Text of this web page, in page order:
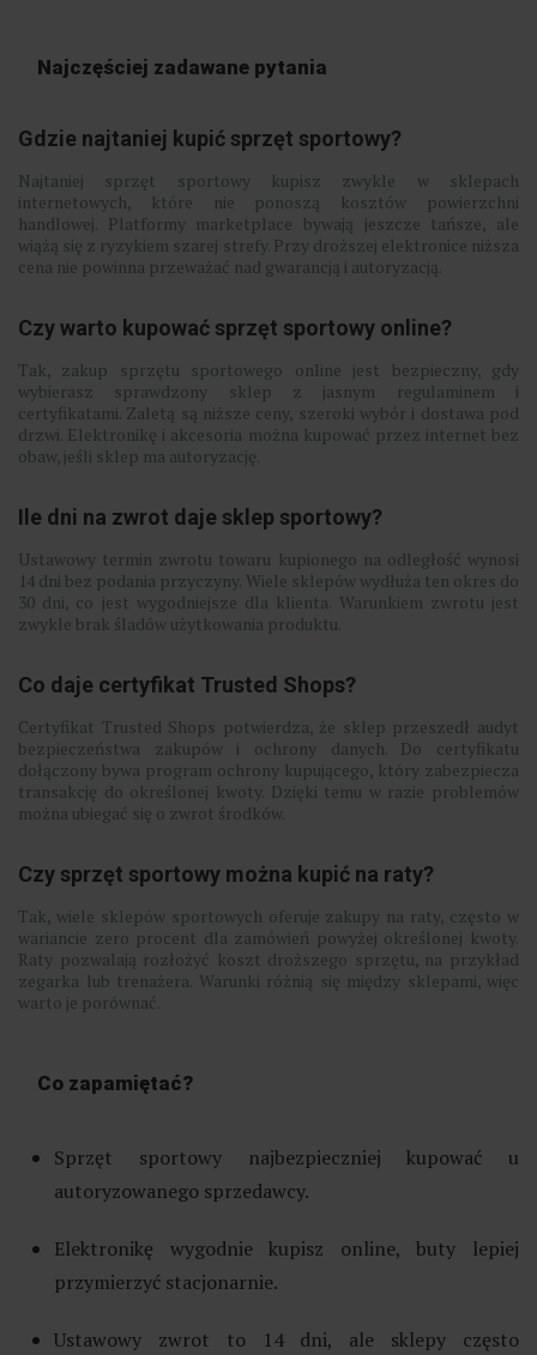
Najczęściej zadawane pytania
Gdzie najtaniej kupić sprzęt sportowy?
Najtaniej sprzęt sportowy kupisz zwykle w sklepach
internetowych, które nie ponoszą kosztów powierzchni
handlowej. Platformy marketplace bywają jeszcze tańsze, ale
wiążą się z ryzykiem szarej strefy. Przy droższej elektronice niższa
cena nie powinna przeważać nad gwarancją i autoryzacją.
Czy warto kupować sprzęt sportowy online?
Tak, zakup sprzętu sportowego online jest bezpieczny, gdy
wybierasz sprawdzony sklep z jasnym regulaminem i
certyfikatami. Zaletą są niższe ceny, szeroki wybór i dostawa pod
drzwi. Elektronikę i akcesoria można kupować przez internet bez
obaw, jeśli sklep ma autoryzację.
Ile dni na zwrot daje sklep sportowy?
Ustawowy termin zwrotu towaru kupionego na odległość wynosi
14 dni bez podania przyczyny. Wiele sklepów wydłuża ten okres do
30 dni, co jest wygodniejsze dla klienta. Warunkiem zwrotu jest
zwykle brak śladów użytkowania produktu.
Co daje certyfikat Trusted Shops?
Certyfikat Trusted Shops potwierdza, że sklep przeszedł audyt
bezpieczeństwa zakupów i ochrony danych. Do certyfikatu
dołączony bywa program ochrony kupującego, który zabezpiecza
transakcję do określonej kwoty. Dzięki temu w razie problemów
można ubiegać się o zwrot środków.
Czy sprzęt sportowy można kupić na raty?
Tak, wiele sklepów sportowych oferuje zakupy na raty, często w
wariancie zero procent dla zamówień powyżej określonej kwoty.
Raty pozwalają rozłożyć koszt droższego sprzętu, na przykład
zegarka lub trenażera. Warunki różnią się między sklepami, więc
warto je porównać.
Co zapamiętać?
Sprzęt sportowy najbezpieczniej kupować u
autoryzowanego sprzedawcy.
Elektronikę wygodnie kupisz online, buty lepiej
przymierzyć stacjonarnie.
Ustawowy zwrot to 14 dni, ale sklepy często